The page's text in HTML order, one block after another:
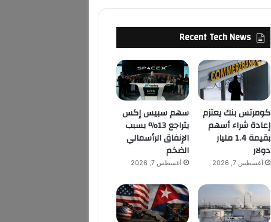
Recent Tech News
كومرتس بنك يعتزم
إعادة شراء أسهم
بقيمة 1.4 مليار
دولار
أغسطس 7, 2026
سهم سبيس إكس
يتراجع 13% بسبب
الإنفاق الرأسمالي
الضخم
أغسطس 7, 2026